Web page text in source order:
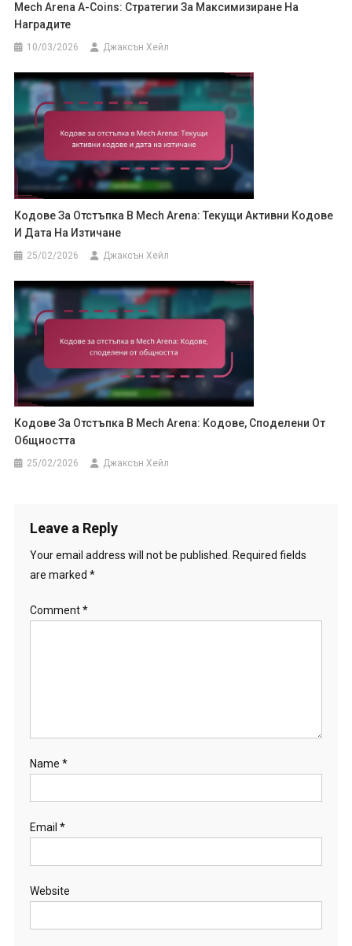
Mech Arena A-Coins: Стратегии За Максимизиране На
Наградите
10/03/2026 Джаксън Хейл
Кодове За Отстъпка В Mech Arena: Текущи Активни Кодове
И Дата На Изтичане
25/02/2026 Джаксън Хейл
Кодове За Отстъпка В Mech Arena: Кодове, Споделени От
Общността
25/02/2026 Джаксън Хейл
Leave a Reply
Your email address will not be published. Required fields
are marked *
Comment*
Name *
Email *
Website